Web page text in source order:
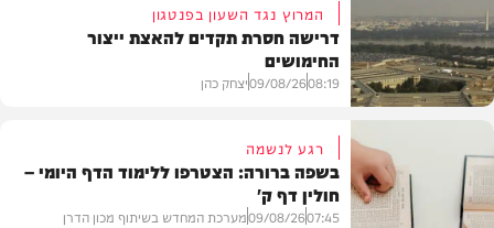
חדשות
חדשות
המרוץ נגד השעון בפנטגון
דרישה חסרת תקדים להאצת ייצור
החימושים
08:19
09/08/26יצחק כהן
רגע לנשמה
בשפה ברורה: הצטרפו ללימוד הדף היומי –
חולין דף ק'
07:45
09/08/26מערכת המחדש בשיתוף מכון הדרן